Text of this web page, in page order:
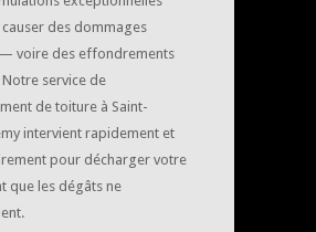
des dommages
voire des effondrements
service de
de toiture à Saint-
intervient rapidement et
pour décharger votre
que les dégâts ne